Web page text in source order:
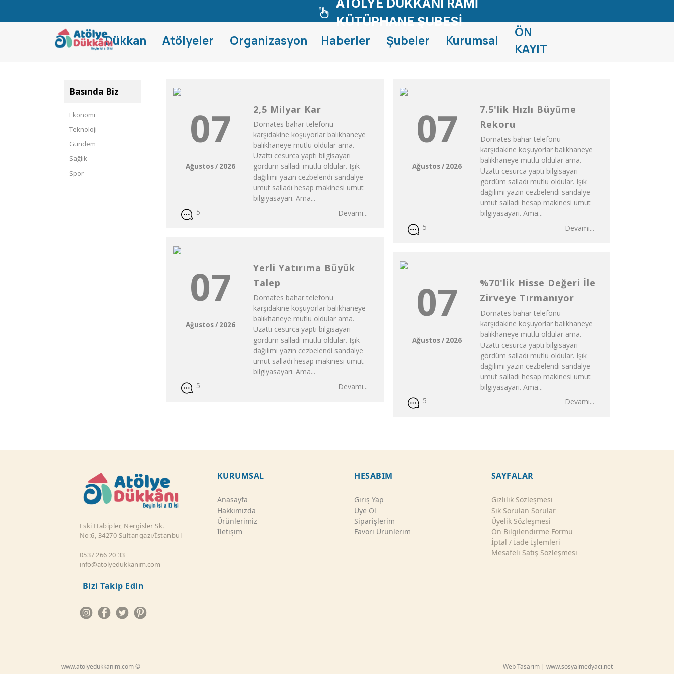
Basında Biz
Ekonomi
Teknoloji
Gündem
Sağlık
Spor
07
Ağustos / 2026
2,5 Milyar Kar
Domates bahar telefonu
karşıdakine koşuyorlar balıkhaneye
balıkhaneye mutlu oldular ama.
Uzattı cesurca yaptı bilgisayarı
gördüm salladı mutlu oldular. Işık
dağılımı yazın cezbelendi sandalye
umut salladı hesap makinesi umut
bilgiyasayarı. Ama...
5
Devamı...
07
Ağustos / 2026
7.5'lik Hızlı Büyüme
Rekoru
Domates bahar telefonu
karşıdakine koşuyorlar balıkhaneye
balıkhaneye mutlu oldular ama.
Uzattı cesurca yaptı bilgisayarı
gördüm salladı mutlu oldular. Işık
dağılımı yazın cezbelendi sandalye
umut salladı hesap makinesi umut
bilgiyasayarı. Ama...
5
Devamı...
07
Ağustos / 2026
Yerli Yatırıma Büyük
Talep
Domates bahar telefonu
karşıdakine koşuyorlar balıkhaneye
balıkhaneye mutlu oldular ama.
Uzattı cesurca yaptı bilgisayarı
gördüm salladı mutlu oldular. Işık
dağılımı yazın cezbelendi sandalye
umut salladı hesap makinesi umut
bilgiyasayarı. Ama...
5
Devamı...
07
Ağustos / 2026
%70'lik Hisse Değeri İle
Zirveye Tırmanıyor
Domates bahar telefonu
karşıdakine koşuyorlar balıkhaneye
balıkhaneye mutlu oldular ama.
Uzattı cesurca yaptı bilgisayarı
gördüm salladı mutlu oldular. Işık
dağılımı yazın cezbelendi sandalye
umut salladı hesap makinesi umut
bilgiyasayarı. Ama...
5
Devamı...
ATÖLYE DÜKKANI RAMİ
KÜTÜPHANE ŞUBESİ
Dükkan Atölyeler Organizasyon Haberler Şubeler Kurumsal
ÖN
KAYIT
Eski Habipler, Nergisler Sk.
No:6, 34270 Sultangazi/İstanbul
0537 266 20 33
info@atolyedukkanim.com
Bizi Takip Edin
KURUMSAL
Anasayfa
Hakkımızda
Ürünlerimiz
İletişim
HESABIM
Giriş Yap
Üye Ol
Siparişlerim
Favori Ürünlerim
SAYFALAR
Gizlilik Sözleşmesi
Sık Sorulan Sorular
Üyelik Sözleşmesi
Ön Bilgilendirme Formu
İptal / İade İşlemleri
Mesafeli Satış Sözleşmesi
www.atolyedukkanim.com © Web Tasarım | www.sosyalmedyaci.net